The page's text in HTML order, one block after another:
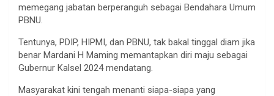
memegang jabatan berperanguh sebagai Bendahara Umum
PBNU.
Tentunya, PDIP, HIPMI, dan PBNU, tak bakal tinggal diam jika
benar Mardani H Maming memantapkan diri maju sebagai
Gubernur Kalsel 2024 mendatang.
Masyarakat kini tengah menanti siapa-siapa yang